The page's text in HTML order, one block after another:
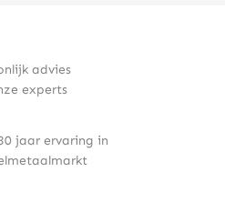
advies
experts
jaar ervaring in